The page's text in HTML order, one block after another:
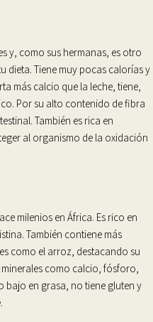
y, como sus hermanas, es otro
dieta. Tiene muy pocas calorías y
más calcio que la leche, tiene,
Por su alto contenido de fibra
También es rica en
al organismo de la oxidación
milenios en África. Es rico en
También contiene más
como el arroz, destacando su
minerales como calcio, fósforo,
bajo en grasa , no tiene gluten y